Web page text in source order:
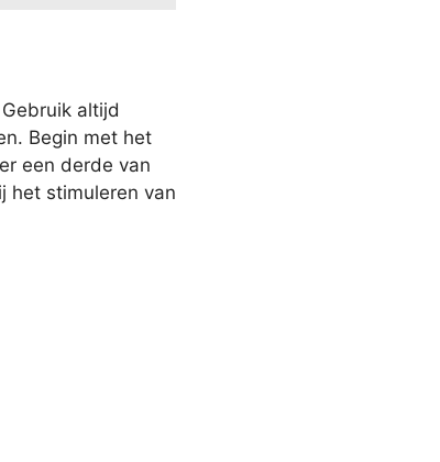
altijd
Begin met het
een derde van
het stimuleren van